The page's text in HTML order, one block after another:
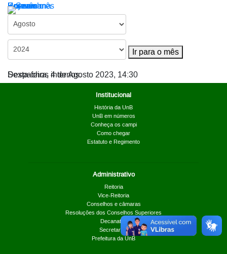
Por ano
Por mês
Por semana
Hoje
Ir para o mês
Ir para o mês
Despachos internos.
Sexta-feira, 4 de Agosto 2023, 14:30
Institucional
História da UnB
UnB em números
Conheça os campi
Como chegar
Estatuto e Regimento
Administrativo
Reitoria
Vice-Reitoria
Conselhos e câmaras
Resoluções dos Conselhos Superiores
Decanatos
Secretarias
Prefeitura da UnB